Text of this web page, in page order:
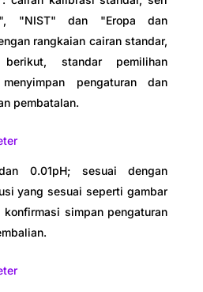
"NIST" dan "Eropa dan
rangkaian cairan standar,
standar pemilihan
pengaturan dan
pembatalan.
0.01pH; sesuai dengan
yang sesuai seperti gambar
simpan pengaturan